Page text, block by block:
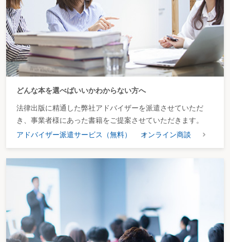
どんな本を選べばいいかわからない方へ
法律出版に精通した弊社アドバイザーを派遣させていただ
き、事業者様にあった書籍をご提案させていただきます。
アドバイザー派遣サービス（無料）
オンライン商談